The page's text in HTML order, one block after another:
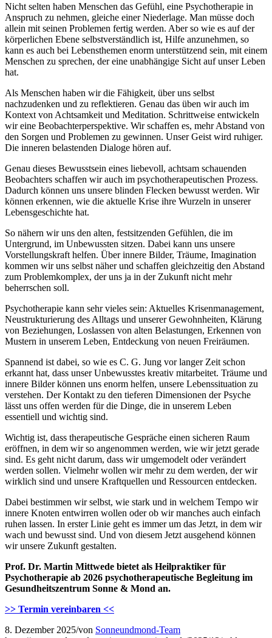
Nicht selten haben Menschen das Gefühl, eine Psychotherapie in
Anspruch zu nehmen, gleiche einer Niederlage. Man müsse doch
allein mit seinen Problemen fertig werden. Aber so wie es auf der
körperlichen Ebene selbstverständlich ist, Hilfe anzunehmen, so
kann es auch bei Lebensthemen enorm unterstützend sein, mit einem
Menschen zu sprechen, der eine unabhängige Sicht auf unser Leben
hat.
Als Menschen haben wir die Fähigkeit, über uns selbst
nachzudenken und zu reflektieren. Genau das üben wir auch im
Kontext von Achtsamkeit und Meditation. Schrittweise entwickeln
wir eine Beobachterperspektive. Wir schaffen es, mehr Abstand von
den Sorgen und Problemen zu gewinnen. Unser Geist wird ruhiger.
Die inneren belastenden Dialoge hören auf.
Genau dieses Bewusstsein eines liebevoll, achtsam schauenden
Beobachters schaffen wir auch im psychotherapeutischen Prozess.
Dadurch können uns unsere blinden Flecken bewusst werden. Wir
können erkennen, wie die aktuelle Krise ihre Wurzeln in unserer
Lebensgeschichte hat.
So nähern wir uns den alten, festsitzenden Gefühlen, die im
Untergrund, im Unbewussten sitzen. Dabei kann uns unsere
Vorstellungskraft helfen. Über innere Bilder, Träume, Imagination
kommen wir uns selbst näher und schaffen gleichzeitig den Abstand
zum Problemkomplex, der uns ja in der Zukunft nicht mehr
beherrschen soll.
Psychotherapie kann sehr vieles sein: Aktuelles Krisenmanagement,
Neustrukturierung des Alltags und unserer Gewohnheiten, Klärung
von Beziehungen, Loslassen von alten Belastungen, Erkennen von
Mustern in unserem Leben, Entdeckung von neuen Freiräumen.
Spannend ist dabei, so wie es C. G. Jung vor langer Zeit schon
erkannt hat, dass unser Unbewusstes kreativ mitarbeitet. Träume und
innere Bilder können uns enorm helfen, unsere Lebenssituation zu
verstehen. Der Kontakt zu den tieferen Dimensionen der Psyche
lässt uns offen werden für die Dinge, die in unserem Leben
essentiell und wichtig sind.
Wichtig ist, dass therapeutische Gespräche einen sicheren Raum
eröffnen, in dem wir so angenommen werden, wie wir jetzt gerade
sind. Es geht nicht darum, dass wir umgemodelt oder verändert
werden sollen. Vielmehr wollen wir mehr zu dem werden, der wir
wirklich sind und unsere Kraftquellen und Ressourcen entdecken.
Dabei bestimmen wir selbst, wie stark und in welchem Tempo wir
innere Knoten entwirren wollen oder ob wir manches auch einfach
ruhen lassen. In erster Linie geht es immer um das Jetzt, in dem wir
wach und bewusst sind. Und von diesem Jetzt ausgehend können
wir unsere Zukunft gestalten.
Prof. Dr. Martin Mittwede bietet als Heilpraktiker für
Psychotherapie ab 2026 psychotherapeutische Begleitung im
Gesundheitszentrum Sonne & Mond an.
>> Termin vereinbaren <<
8. Dezember 2025/von Sonneundmond-Team